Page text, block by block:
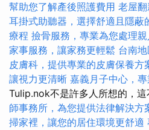
幫助您了解產後照護費用 老屋
耳掛式助聽器，選擇舒適且隱蔽
療程 撿骨服務，專業為您處理
家事服務，讓家務更輕鬆 台南
皮膚科，提供專業的皮膚保養方
讓視力更清晰 嘉義月子中心，
Tulip.nok不是許多人所想的，這
師事務所，為您提供法律解決方
掃家裡，讓您的居住環境更舒適